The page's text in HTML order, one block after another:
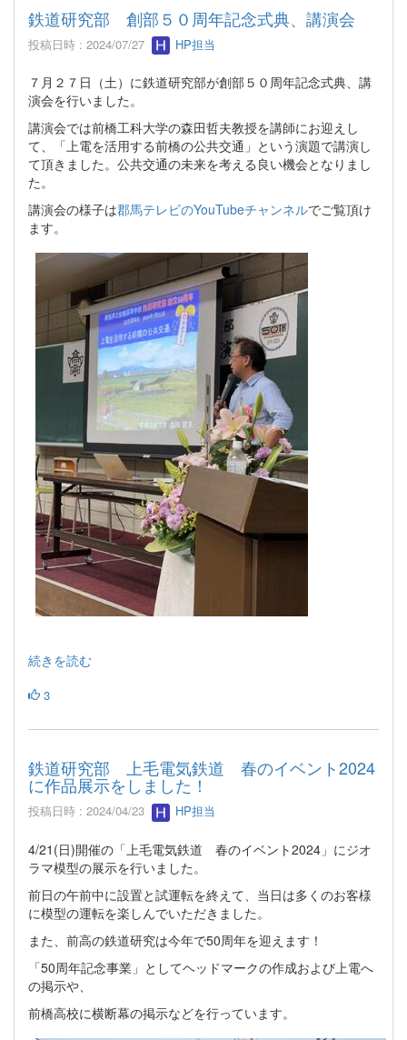
鉄道研究部 創部５０周年記念式典、講演会
投稿日時 : 2024/07/27 HP担当
７月２７日（土）に鉄道研究部が創部５０周年記念式典、講
演会を行いました。
講演会では前橋工科大学の森田哲夫教授を講師にお迎えし
て、「上電を活用する前橋の公共交通」という演題で講演し
て頂きました。公共交通の未来を考える良い機会となりまし
た。
講演会の様子は郡馬テレビのYouTubeチャンネルでご覧頂け
ます。
続きを読む
3
鉄道研究部 上毛電気鉄道 春のイベント2024
に作品展示をしました！
投稿日時 : 2024/04/23 HP担当
4/21(日)開催の「上毛電気鉄道 春のイベント2024」にジオ
ラマ模型の展示を行いました。
前日の午前中に設置と試運転を終えて、当日は多くのお客様
に模型の運転を楽しんでいただきました。
また、前高の鉄道研究は今年で50周年を迎えます！
「50周年記念事業」としてヘッドマークの作成および上電へ
の掲示や、
前橋高校に横断幕の掲示などを行っています。